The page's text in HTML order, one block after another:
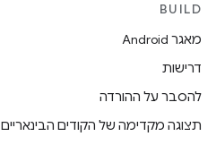
BUILD
מאגר Android
דרישות
להסבר על ההורדה
תצוגה מקדימה של הקודים הבינאריים